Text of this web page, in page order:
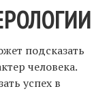
подсказать
человека.
успех в